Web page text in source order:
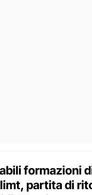
formazioni
partita di